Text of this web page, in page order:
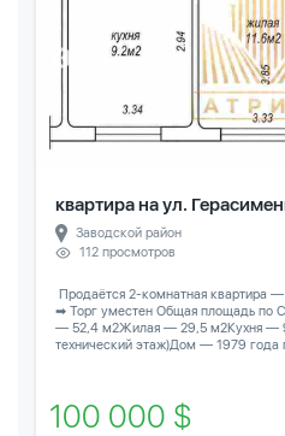
квартира на ул.
Заводской район
112 просмотров
Продаётся 2-комнатная квартира
➡ Торг уместен Общая площадь
— 52,4 м2Жилая — 29,5 м2Кухня —
технический этаж)Дом — 1979 года
100 000 $